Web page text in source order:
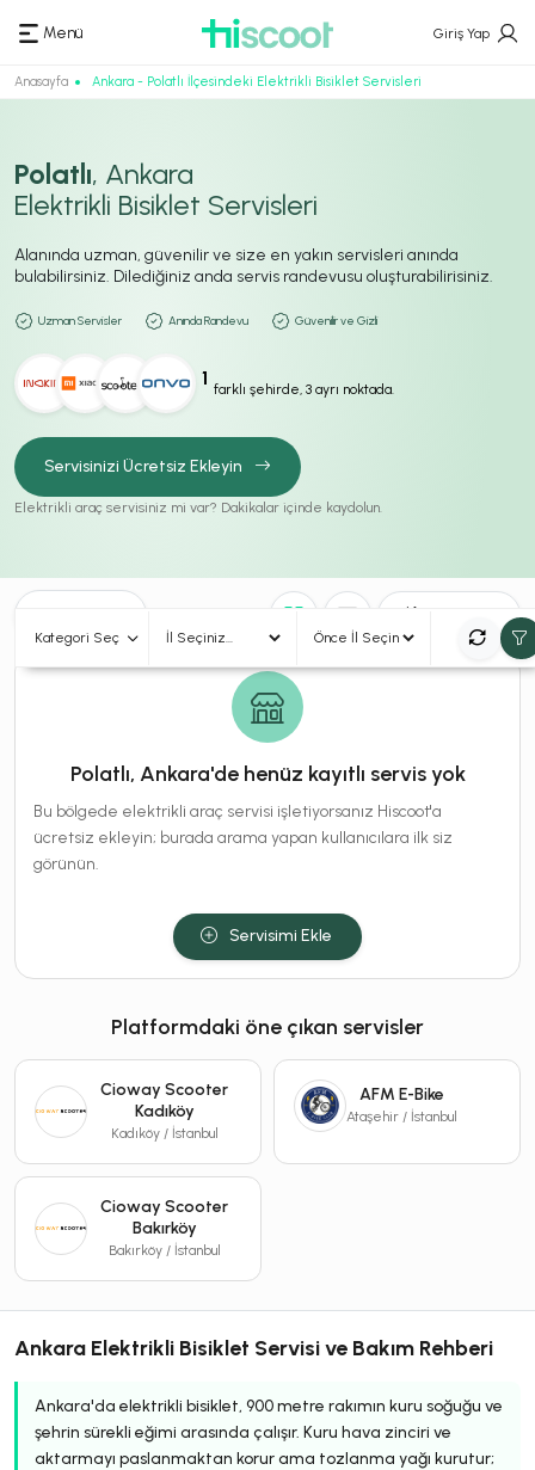
Menü Giriş Yap
Anasayfa Ankara - Polatlı İlçesindeki Elektrikli Bisiklet Servisleri
Polatlı, Ankara
Elektrikli Bisiklet Servisleri
Alanında uzman, güvenilir ve size en yakın servisleri anında
bulabilirsiniz. Dilediğiniz anda servis randevusu oluşturabilirisiniz.
Uzman Servisler Anında Randevu Güvenilir ve Gizli
1 farklı şehirde, 3 ayrı noktada.
Servisinizi Ücretsiz Ekleyin
Elektrikli araç servisiniz mi var? Dakikalar içinde kaydolun.
Kategori Seç
Polatlı, Ankara'de henüz kayıtlı servis yok
Bu bölgede elektrikli araç servisi işletiyorsanız Hiscoot'a
ücretsiz ekleyin; burada arama yapan kullanıcılara ilk siz
görünün.
Servisimi Ekle
Platformdaki öne çıkan servisler
Cioway Scooter
Kadıköy
Kadıköy / İstanbul
AFM E-Bike
Ataşehir / İstanbul
Cioway Scooter
Bakırköy
Bakırköy / İstanbul
Ankara Elektrikli Bisiklet Servisi ve Bakım Rehberi
Ankara'da elektrikli bisiklet, 900 metre rakımın kuru soğuğu ve
şehrin sürekli eğimi arasında çalışır. Kuru hava zinciri ve
aktarmayı paslanmaktan korur ama tozlanma yağı kurutur;